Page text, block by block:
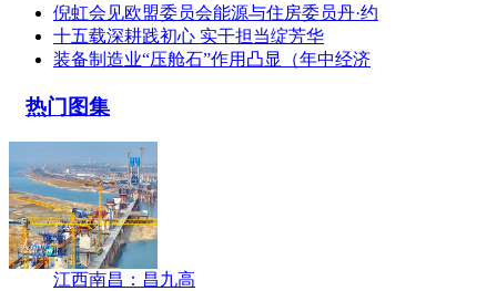
倪虹会见欧盟委员会能源与住房委员丹·约
十五载深耕践初心 实干担当绽芳华
装备制造业“压舱石”作用凸显（年中经济
热门图集
江西南昌：昌九高